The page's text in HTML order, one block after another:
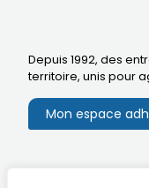
Depuis 1992, des
territoire, unis pour
Mon espace